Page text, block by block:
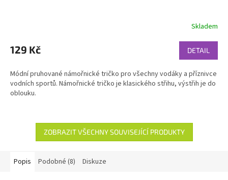
Skladem
129 Kč DETAIL
Módní pruhované námořnické tričko pro všechny vodáky a příznivce
vodních sportů. Námořnické tričko je klasického střihu, výstřih je do
oblouku.
ZOBRAZIT VŠECHNY SOUVISEJÍCÍ PRODUKTY
Popis Podobné (8) Diskuze